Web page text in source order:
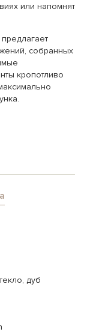
или напомнят
собранных
кропотливо
дуб